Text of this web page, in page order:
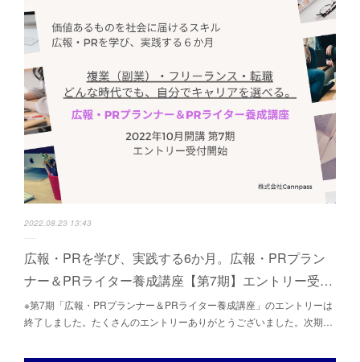
2022.08.23 13:43
広報・PRを学び、実践する6か月。広報・PRプラン
ナー＆PRライター養成講座【第7期】エントリー受…
※第7期「広報・PRプランナー＆PRライター養成講座」のエントリーは
終了しました。たくさんのエントリーありがとうございました。次期…